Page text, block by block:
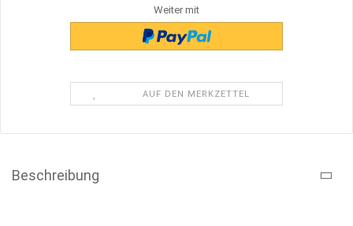
Weiter mit
AUF DEN MERKZETTEL
Beschreibung